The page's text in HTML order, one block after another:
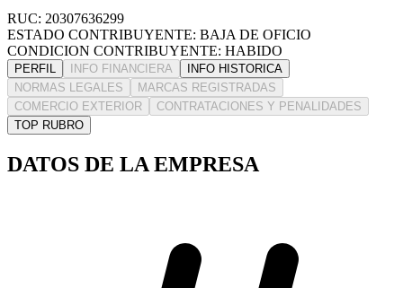
RUC: 20307636299
ESTADO CONTRIBUYENTE: BAJA DE OFICIO
CONDICION CONTRIBUYENTE: HABIDO
PERFIL INFO FINANCIERA
INFO HISTORICA
NORMAS LEGALES
MARCAS REGISTRADAS
COMERCIO EXTERIOR
CONTRATACIONES Y PENALIDADES
TOP RUBRO
DATOS DE LA EMPRESA